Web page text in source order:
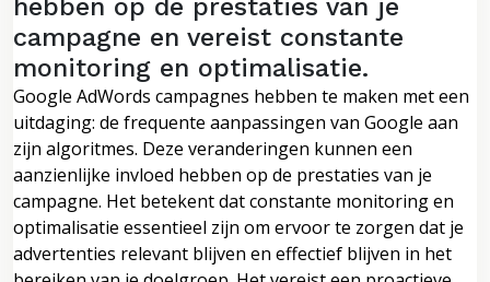
campagne en vereist constante
monitoring en optimalisatie.
Google AdWords campagnes hebben te maken met een
uitdaging: de frequente aanpassingen van Google aan
zijn algoritmes. Deze veranderingen kunnen een
aanzienlijke invloed hebben op de prestaties van je
campagne. Het betekent dat constante monitoring en
optimalisatie essentieel zijn om ervoor te zorgen dat je
advertenties relevant blijven en effectief blijven in het